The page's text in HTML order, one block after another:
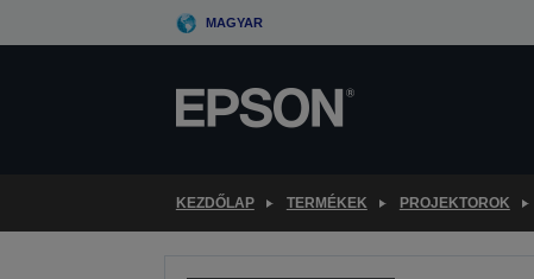
to
MAGYAR
KEZDŐLAP TERMÉKEK PROJEKTOROK